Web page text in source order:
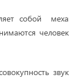
собой